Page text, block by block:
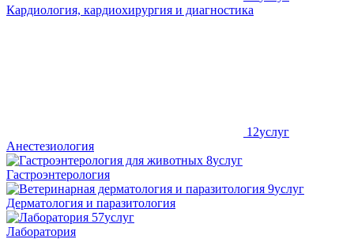
Кардиология, кардиохирургия и диагностика
12услуг
Анестезиология
8услуг
Гастроэнтерология
9услуг
Дерматология и паразитология
57услуг
Лаборатория